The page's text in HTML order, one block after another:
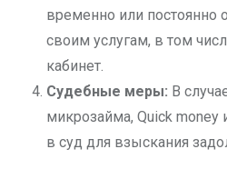
временно или постоянно
своим услугам, в том
кабинет.
Судебные меры: В
микрозайма, Quick money
в суд для взыскания